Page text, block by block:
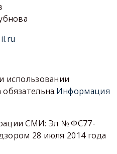
использовании
Информация
СМИ: Эл № ФС77-
28 июля 2014 года